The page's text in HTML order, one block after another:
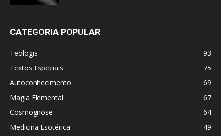
CATEGORIA POPULAR
Teologia
93
Textos Especiais
75
Autoconhecimento
69
Magia Elemental
67
Cosmognose
64
Medicina Esotérica
49